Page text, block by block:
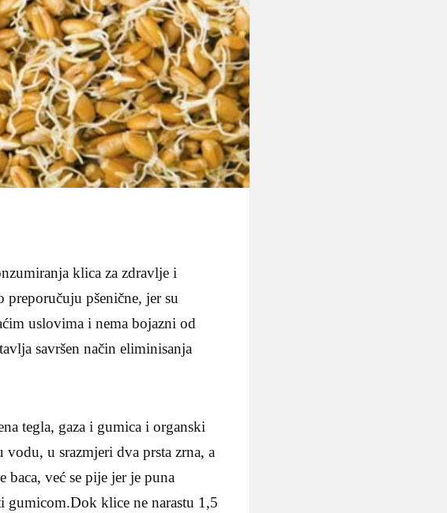
klica za zdravlje i
pšenične, jer su
uslovima i nema bojazni od
savršen način eliminisanja
tegla, gaza i gumica i organski
vodu, u srazmjeri dva prsta zrna, a
baca, već se pije jer je puna
gumicom.Dok klice ne narastu 1,5